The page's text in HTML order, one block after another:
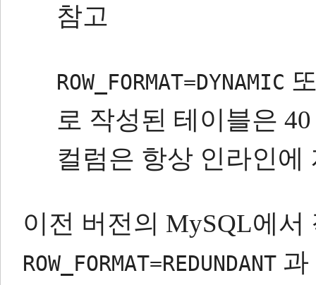
참고
ROW_FORMAT=DYNAMIC
로 작성된 테이블은
컬럼은 항상 인라인에
이전 버전의 MySQL에서
ROW_FORMAT=REDUNDANT 과